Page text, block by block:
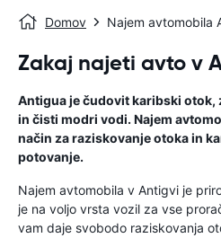
Domov Najem avtomobila
Zakaj najeti avto v
Antigua je čudovit karibski otok,
in čisti modri vodi. Najem
način za raziskovanje otoka in
potovanje.
Najem avtomobila v Antigvi je
je na voljo vrsta vozil za vse
vam daje svobodo raziskovanja